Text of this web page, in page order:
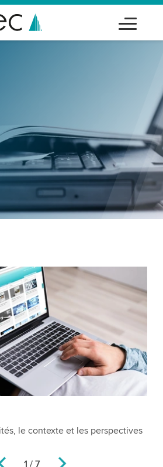
1 / 7
le contexte et les perspectives